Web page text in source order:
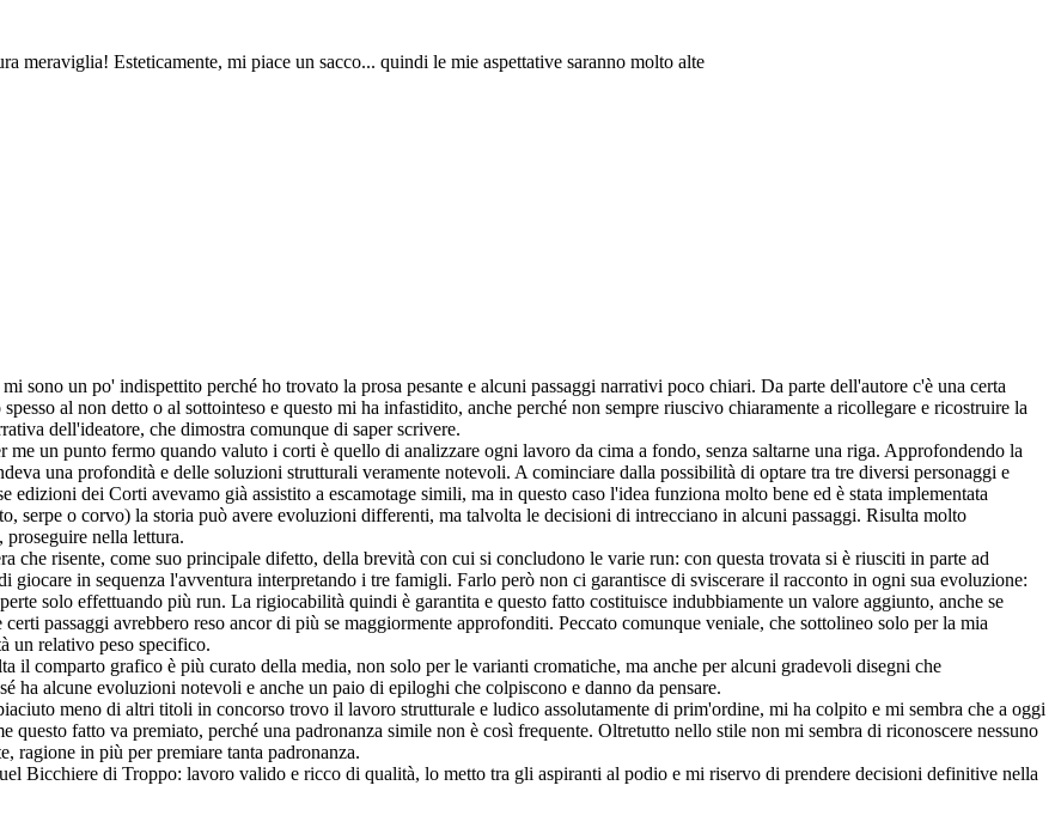
meraviglia! Esteticamente, mi piace un sacco... quindi le mie aspettative saranno molto alte
sono un po' indispettito perché ho trovato la prosa pesante e alcuni passaggi narrativi poco chiari. Da parte dell'autore c'è una certa
al non detto o al sottointeso e questo mi ha infastidito, anche perché non sempre riuscivo chiaramente a ricollegare e ricostruire la
dell'ideatore, che dimostra comunque di saper scrivere.
me un punto fermo quando valuto i corti è quello di analizzare ogni lavoro da cima a fondo, senza saltarne una riga. Approfondendo la
una profondità e delle soluzioni strutturali veramente notevoli. A cominciare dalla possibilità di optare tra tre diversi personaggi e
dei Corti avevamo già assistito a escamotage simili, ma in questo caso l'idea funziona molto bene ed è stata implementata
serpe o corvo) la storia può avere evoluzioni differenti, ma talvolta le decisioni di intrecciano in alcuni passaggi. Risulta molto
nella lettura.
che risente, come suo principale difetto, della brevità con cui si concludono le varie run: con questa trovata si è riusciti in parte ad
in sequenza l'avventura interpretando i tre famigli. Farlo però non ci garantisce di sviscerare il racconto in ogni sua evoluzione:
solo effettuando più run. La rigiocabilità quindi è garantita e questo fatto costituisce indubbiamente un valore aggiunto, anche se
passaggi avrebbero reso ancor di più se maggiormente approfonditi. Peccato comunque veniale, che sottolineo solo per la mia
un relativo peso specifico.
il comparto grafico è più curato della media, non solo per le varianti cromatiche, ma anche per alcuni gradevoli disegni che
ha alcune evoluzioni notevoli e anche un paio di epiloghi che colpiscono e danno da pensare.
meno di altri titoli in concorso trovo il lavoro strutturale e ludico assolutamente di prim'ordine, mi ha colpito e mi sembra che a oggi
fatto va premiato, perché una padronanza simile non è così frequente. Oltretutto nello stile non mi sembra di riconoscere nessuno
ragione in più per premiare tanta padronanza.
Bicchiere di Troppo: lavoro valido e ricco di qualità, lo metto tra gli aspiranti al podio e mi riservo di prendere decisioni definitive nella